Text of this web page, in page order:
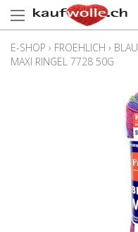
E-SHOP › FROEHLICH ›
MAXI RINGEL 7728 50G